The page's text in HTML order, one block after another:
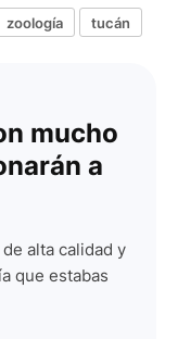
zoología tucán
mucho
a
alta calidad y
que estabas